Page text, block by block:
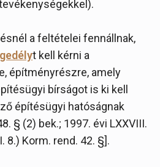
a feltételei fennállnak,
t kell kérni a
építményrészre, amely
bírságot is ki kell
építésügyi hatóságnak
§ (2) bek.; 1997. évi LXXVIII.
8.) Korm. rend. 42. §].